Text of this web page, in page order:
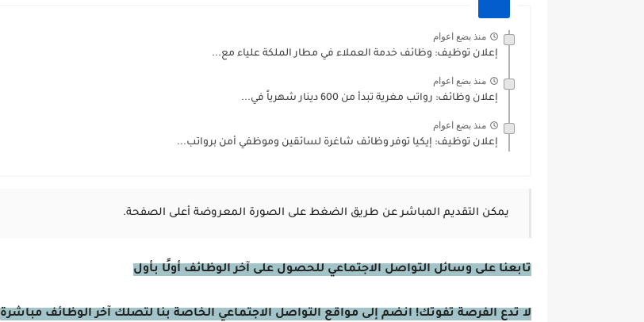
منذ بضع اعوام
إعلان توظيف: وظائف خدمة العملاء في مطار الملكة علياء مع...
منذ بضع اعوام
إعلان وظائف: رواتب مغرية تبدأ من 600 دينار شهرياً في...
منذ بضع اعوام
إعلان توظيف: إيكيا توفر وظائف شاغرة لسائقين وموظفي أمن برواتب...
يمكن التقديم المباشر عن طريق الضغط على الصورة المعروضة أعلى الصفحة.
تابعنا على وسائل التواصل الاجتماعي للحصول على آخر الوظائف أولًا بأول
لا تدع الفرصة تفوتك! انضم إلى مواقع التواصل الاجتماعي الخاصة بنا لتصلك آخر الوظائف مباشرة